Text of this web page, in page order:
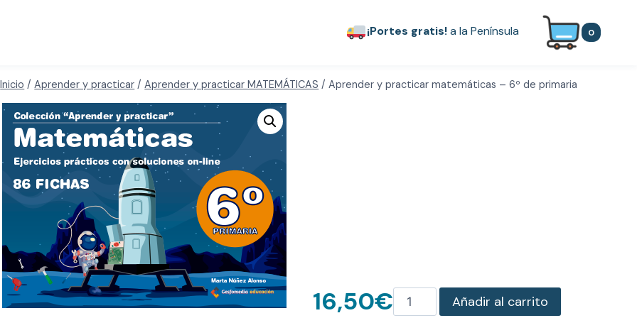
¡Portes gratis!a la Península 0
Inicio / Aprender y practicar / Aprender y practicar MATEMÁTICAS / Aprender y practicar matemáticas – 6º de primaria
16,50€Aprender
Añadir al carrito